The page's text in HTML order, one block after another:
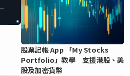
股票記帳 App 「My Stocks
Portfolio」教學 支援港股、美
股及加密貨幣